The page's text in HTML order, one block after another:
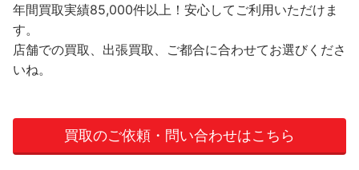
年間買取実績85,000件以上！安心してご利用いただけま
す。
店舗での買取、出張買取、ご都合に合わせてお選びくださ
いね。
買取のご依頼・問い合わせはこちら